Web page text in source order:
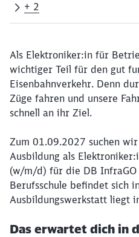
+ 2
Als Elektroniker:in für
wichtiger Teil für den gut
Eisenbahnverkehr. Denn
Züge fahren und unsere
schnell an ihr Ziel.
Zum 01.09.2027 suchen
Ausbildung als
(w/m/d) für die DB InfraGO
Berufsschule befindet sich
Ausbildungswerkstatt liegt
Das erwartet dich in